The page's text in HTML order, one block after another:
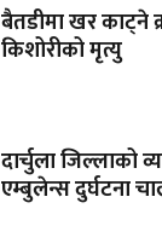
बैतडीमा खर काट्ने
किशोरीको मृत्यु
दार्चुला जिल्लाको
एम्बुलेन्स दुर्घटना